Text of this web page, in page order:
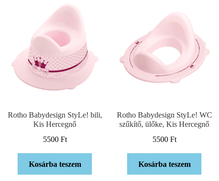
Rotho Babydesign StyLe! bili,
Kis Hercegnő
5500 Ft
Kosárba teszem
Rotho Babydesign StyLe! WC
szűkítő, ülőke, Kis Hercegnő
5500 Ft
Kosárba teszem